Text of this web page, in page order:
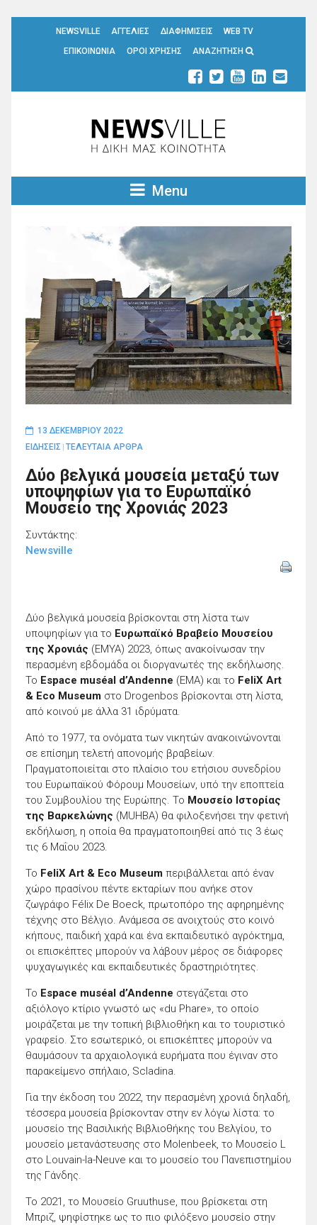
NEWSVILLE ΑΓΓΕΛΙΕΣ ΔΙΑΦΗΜΙΣΕΙΣ
WEB TV
ΕΠΙΚΟΙΝΩΝΙΑ
ΟΡΟΙ ΧΡΗΣΗΣ ΑΝΑΖΗΤΗΣΗ
Menu
13 ΔΕΚΕΜΒΡΊΟΥ 2022
ΕΙΔΗΣΕΙΣ ΤΕΛΕΥΤΑΙΑ ΑΡΘΡΑ
Δύο βελγικά μουσεία μεταξύ των
υποψηφίων για το Ευρωπαϊκό
Μουσείο της Χρονιάς 2023
Συντάκτης:
Newsville
Δύο βελγικά μουσεία βρίσκονται στη λίστα των
υποψηφίων για το Ευρωπαϊκό Βραβείο Μουσείου
της Χρονιάς (EMYA) 2023, όπως ανακοίνωσαν την
περασμένη εβδομάδα οι διοργανωτές της εκδήλωσης.
Το Espace muséal d’Andenne (EMA) και το FeliX Art
& Eco Museum στο Drogenbos βρίσκονται στη λίστα,
από κοινού με άλλα 31 ιδρύματα.
Από το 1977, τα ονόματα των νικητών ανακοινώνονται
σε επίσημη τελετή απονομής βραβείων.
Πραγματοποιείται στο πλαίσιο του ετήσιου συνεδρίου
του Ευρωπαϊκού Φόρουμ Μουσείων, υπό την εποπτεία
του Συμβουλίου της Ευρώπης. Το Μουσείο Ιστορίας
της Βαρκελώνης (MUHBA) θα φιλοξενήσει την φετινή
εκδήλωση, η οποία θα πραγματοποιηθεί από τις 3 έως
τις 6 Μαΐου 2023.
Το FeliX Art & Eco Museum περιβάλλεται από έναν
χώρο πρασίνου πέντε εκταρίων που ανήκε στον
ζωγράφο Félix De Boeck, πρωτοπόρο της αφηρημένης
τέχνης στο Βέλγιο. Ανάμεσα σε ανοιχτούς στο κοινό
κήπους, παιδική χαρά και ένα εκπαιδευτικό αγρόκτημα,
οι επισκέπτες μπορούν να λάβουν μέρος σε διάφορες
ψυχαγωγικές και εκπαιδευτικές δραστηριότητες.
Το Espace muséal d’Andenne στεγάζεται στο
αξιόλογο κτίριο γνωστό ως «du Phare», το οποίο
μοιράζεται με την τοπική βιβλιοθήκη και το τουριστικό
γραφείο. Στο εσωτερικό, οι επισκέπτες μπορούν να
θαυμάσουν τα αρχαιολογικά ευρήματα που έγιναν στο
παρακείμενο σπήλαιο, Scladina.
Για την έκδοση του 2022, την περασμένη χρονιά δηλαδή,
τέσσερα μουσεία βρίσκονταν στην εν λόγω λίστα: το
μουσείο της Βασιλικής Βιβλιοθήκης του Βελγίου, το
μουσείο μετανάστευσης στο Molenbeek, το Μουσείο L
στο Louvain-la-Neuve και το μουσείο του Πανεπιστημίου
της Γάνδης.
Το 2021, το Μουσείο Gruuthuse, που βρίσκεται στη
Μπριζ, ψηφίστηκε ως το πιο φιλόξενο μουσείο στην